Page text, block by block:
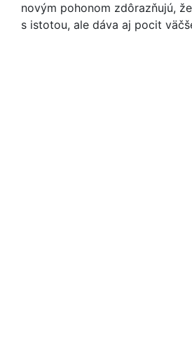
novým pohonom zdôrazňujú,
s istotou, ale dáva aj pocit